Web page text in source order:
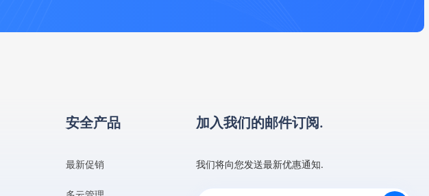
安全产品
最新促销
加入我们的邮件订阅.
我们将向您发送最新优惠通知.